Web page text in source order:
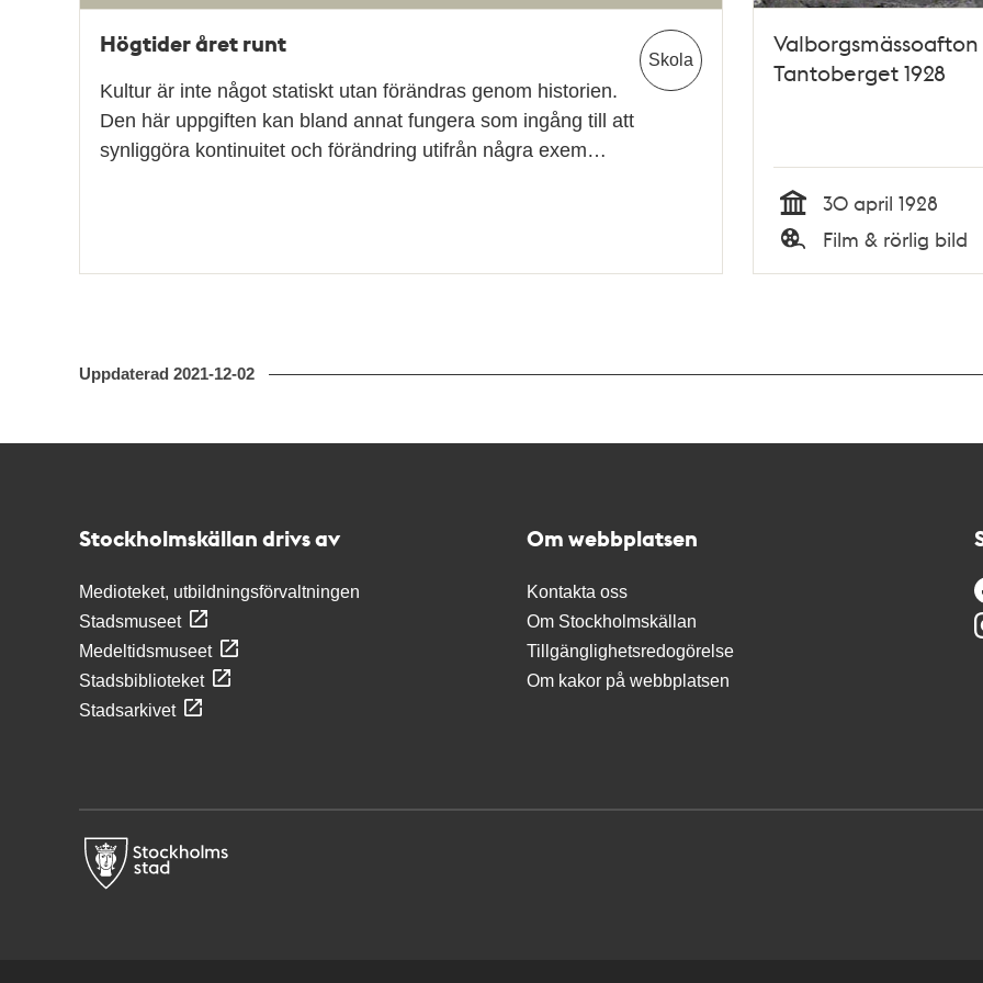
Skola
Högtider året runt
Kultur är inte något statiskt utan förändras genom historien.
Den här uppgiften kan bland annat fungera som ingång till att
synliggöra kontinuitet och förändring utifrån några exem…
Tantoberget 1928
Tid
30 april 1928
Film & rörlig bild
Uppdaterad 2021-12-02
Stockholmskällan drivs av
Medioteket, utbildningsförvaltningen
Stadsmuseet
Medeltidsmuseet
Stadsbiblioteket
Stadsarkivet
Om webbplatsen
Kontakta oss
Om Stockholmskällan
Tillgänglighetsredogörelse
Om kakor på webbplatsen